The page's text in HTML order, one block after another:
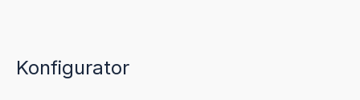
Konfigurator